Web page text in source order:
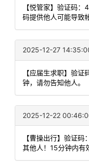
【悦管家】验证码
码提供他人可能导致
2025-12-27
【应届生求职】验
钟，请勿告知他人。
2025-12-22
【曹操出行】验证
其他人！15分钟内有